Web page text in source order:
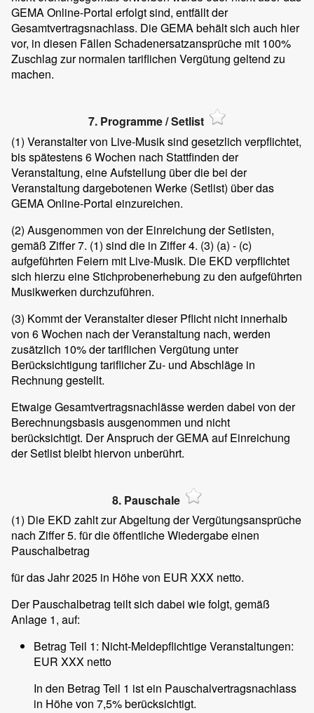
GEMA Online-Portal erfolgt sind, entfällt der
Gesamtvertragsnachlass. Die GEMA behält sich auch hier
vor, in diesen Fällen Schadenersatzansprüche mit 100%
Zuschlag zur normalen tariflichen Vergütung geltend zu
machen.
7. Programme / Setlist
(1) Veranstalter von Live-Musik sind gesetzlich verpflichtet,
bis spätestens 6 Wochen nach Stattfinden der
Veranstaltung, eine Aufstellung über die bei der
Veranstaltung dargebotenen Werke (Setlist) über das
GEMA Online-Portal einzureichen.
(2) Ausgenommen von der Einreichung der Setlisten,
gemäß Ziffer 7. (1) sind die in Ziffer 4. (3) (a) - (c)
aufgeführten Feiern mit Live-Musik. Die EKD verpflichtet
sich hierzu eine Stichprobenerhebung zu den aufgeführten
Musikwerken durchzuführen.
(3) Kommt der Veranstalter dieser Pflicht nicht innerhalb
von 6 Wochen nach der Veranstaltung nach, werden
zusätzlich 10% der tariflichen Vergütung unter
Berücksichtigung tariflicher Zu- und Abschläge in
Rechnung gestellt.
Etwaige Gesamtvertragsnachlässe werden dabei von der
Berechnungsbasis ausgenommen und nicht
berücksichtigt. Der Anspruch der GEMA auf Einreichung
der Setlist bleibt hiervon unberührt.
8. Pauschale
(1) Die EKD zahlt zur Abgeltung der Vergütungsansprüche
nach Ziffer 5. für die öffentliche Wiedergabe einen
Pauschalbetrag
für das Jahr 2025 in Höhe von EUR XXX netto.
Der Pauschalbetrag teilt sich dabei wie folgt, gemäß
Anlage 1, auf:
Betrag Teil 1: Nicht-Meldepflichtige Veranstaltungen:
EUR XXX netto
In den Betrag Teil 1 ist ein Pauschalvertragsnachlass
in Höhe von 7,5% berücksichtigt.